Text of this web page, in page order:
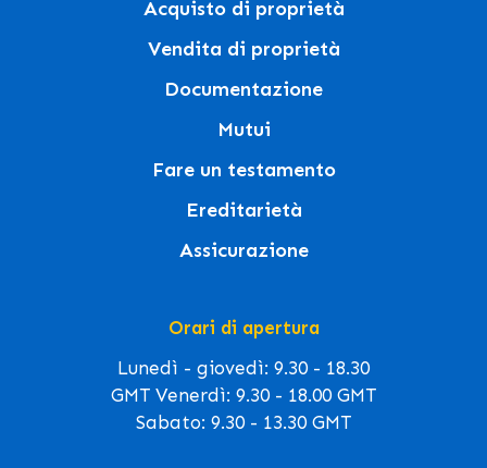
Acquisto di proprietà
Vendita di proprietà
Documentazione
Mutui
Fare un testamento
Ereditarietà
Assicurazione
Orari di apertura
Lunedì - giovedì: 9.30 - 18.30
GMT Venerdì: 9.30 - 18.00 GMT
Sabato: 9.30 - 13.30 GMT